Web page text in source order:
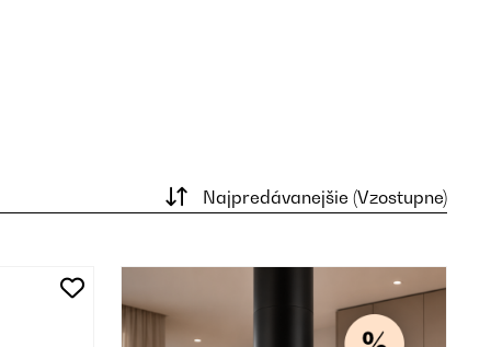
Najpredávanejšie (Vzostupne)